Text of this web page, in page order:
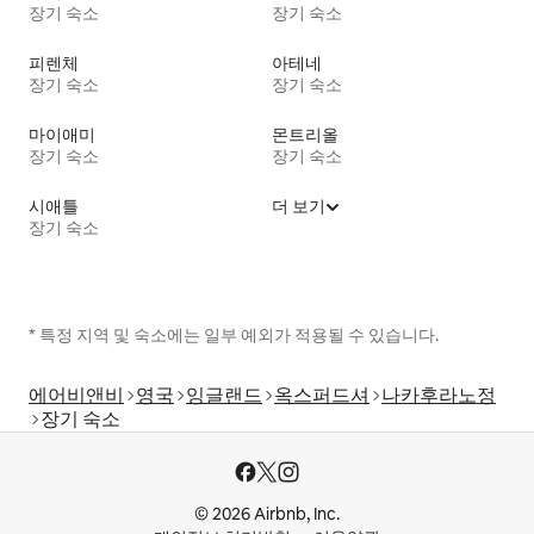
장기 숙소
장기 숙소
피렌체
장기 숙소
아테네
장기 숙소
마이애미
장기 숙소
몬트리올
장기 숙소
시애틀
장기 숙소
더 보기
* 특정 지역 및 숙소에는 일부 예외가 적용될 수 있습니다.
에어비앤비 영국 잉글랜드 옥스퍼드셔
나카후라노정
장기 숙소
© 2026 Airbnb, Inc.